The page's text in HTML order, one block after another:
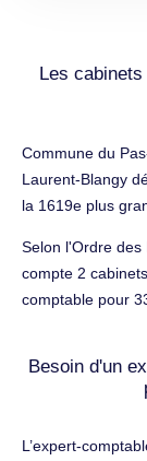
Les
Commune du
Laurent-Blangy
la 1619e plus
Selon l'Ordre des
compte 2
comptable pour
Besoin d'un
L’expert-